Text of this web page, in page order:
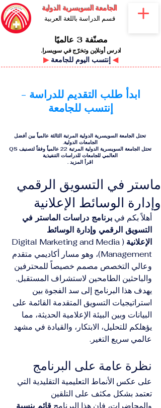
الجامعة السويسرية الدولية
قسم الدراسة باللغة العربية
مصنّفة 3 عالميًا
ادرس أونلاين وتخرّج في سويسرا.
▶ ◀
ابدأ طلب التقديم للدراسة -
إنتسب للجامعة
تحتل الجامعة السويسرية الدولية المرتبة الثالثة عالمياً بين أفضل
الجامعات الدولية.
تحتل الجامعة السويسرية الدولية المرتبة 22 عالمياً وفقاً لتصنيف QS
العالمي للجامعات للدراسات التنفيذية
اقرأ المزيد .
ماستر في التسويق الرقمي
وإدارة الوسائط الإعلانية
أهلاً بكم في برنامج دراسات الماستر في
التسويق الرقمي وإدارة الوسائط
الإعلانية
(Digital Marketing and Media
Management)، وهو مسار أكاديمي متقدم
وعالي التخصص مصمم خصيصاً للمحترفين
والباحثين الطامحين لاستشراف المستقبل.
يهدف هذا البرنامج إلى سد الفجوة بين
استراتيجيات التسويق المتقدمة القائمة على
البيانات وبين البيئة الإعلامية الحديثة، مما
يؤهلكم للتحليل، الابتكار، والقيادة في مشهد
عالمي سريع التغير.
نظرة عامة على البرنامج
على عكس الأنماط التعليمية التقليدية التي
تعتمد بشكل مكثف على التلقين
والمحاضرات، فإن هذا البرنامج قائم بنسبة